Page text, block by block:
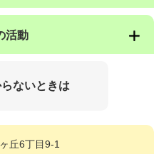
活動
らないときは
丘6丁目9-1